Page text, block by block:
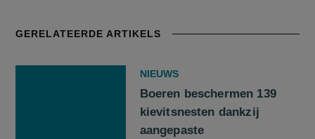
GERELATEERDE ARTIKELS
NIEUWS
Boeren beschermen 139
kievitsnesten dankzij
aangepaste